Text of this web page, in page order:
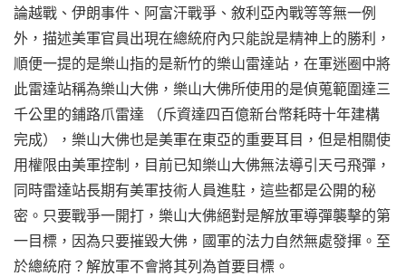
論越戰、伊朗事件、阿富汗戰爭、敘利亞內戰等等無一例
外，描述美軍官員出現在總統府內只能說是精神上的勝利，
順便一提的是樂山指的是新竹的樂山雷達站，在軍迷圈中將
此雷達站稱為樂山大佛，樂山大佛所使用的是偵蒐範圍達三
千公里的鋪路爪雷達 （斥資達四百億新台幣耗時十年建構
完成），樂山大佛也是美軍在東亞的重要耳目，但是相關使
用權限由美軍控制，目前已知樂山大佛無法導引天弓飛彈，
同時雷達站長期有美軍技術人員進駐，這些都是公開的秘
密。只要戰爭一開打，樂山大佛絕對是解放軍導彈襲擊的第
一目標，因為只要摧毀大佛，國軍的法力自然無處發揮。至
於總統府？解放軍不會將其列為首要目標。